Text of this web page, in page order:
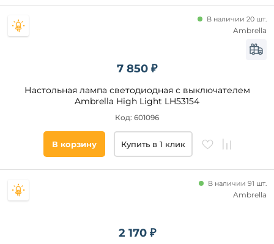
7 850 ₽
Настольная лампа светодиодная с выключателем
Ambrella High Light LH53154
В наличии 20 шт.
Код: 601096
Ambrella
В корзину Купить в 1 клик
2 170 ₽
В наличии 91 шт.
Ambrella